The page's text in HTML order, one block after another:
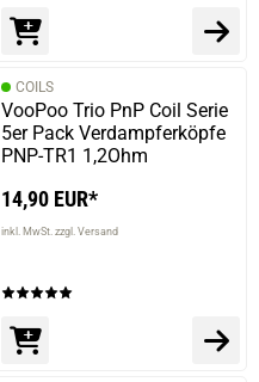
next
COILS
VooPoo Trio PnP Coil Serie
5er Pack Verdampferköpfe
PNP-TR1 1,2Ohm
14,90 EUR*
inkl. MwSt. zzgl. Versand